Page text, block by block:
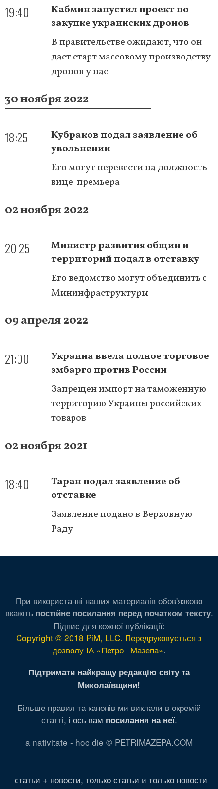
19:40
Кабмин запустил проект по
закупке украинских дронов
В правительстве ожидают, что он
даст старт массовому производству
дронов у нас
30 ноября 2022
18:25
Кубраков подал заявление об
увольнении
Его могут перевести на должность
вице-премьера
02 ноября 2022
20:25
Министр развития общин и
территорий подал в отставку
Его ведомство могут объединить с
Мининфраструктуры
09 апреля 2022
21:00
Украина ввела полное торговое
эмбарго против России
Запрещен импорт на таможенную
территорию Украины российских
товаров
02 ноября 2021
18:40
Таран подал заявление об
отставке
Заявление подано в Верховную
Раду
При використанні наших материалів обов'язково
вкажіть постійне посилання перед початком тексту.
Підпис для кожної публікації:
Copyright © 2018 PiM, LLC. Передруковується з
дозволу ІА «Петро і Мазепа».
Підтримати найкращу редакцію світу та
Миколаївщини!
Більше правил та канонів ми виклали в окремій
статті, і ось вам посилання на неї.
a nativitate - hoc die © PETRIMAZEPA.COM
статьи + новости, только статьи и только новости